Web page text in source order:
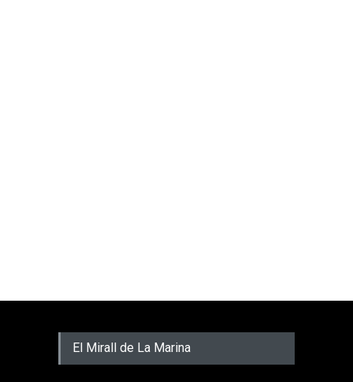
El Mirall de La Marina